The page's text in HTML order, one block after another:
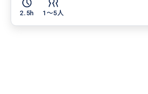
2.5h 1〜5人